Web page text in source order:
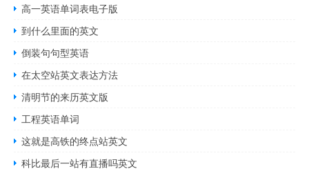
高一英语单词表电子版
到什么里面的英文
倒装句句型英语
在太空站英文表达方法
清明节的来历英文版
工程英语单词
这就是高铁的终点站英文
科比最后一站有直播吗英文